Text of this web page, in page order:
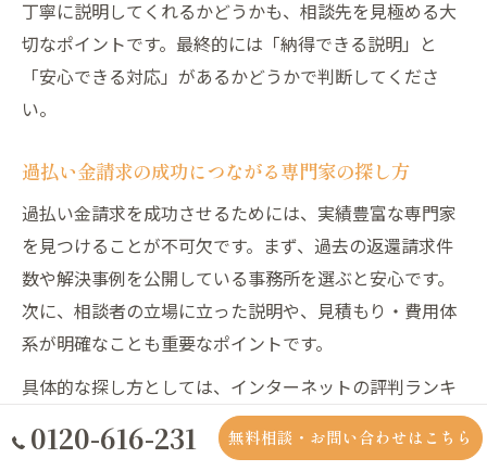
丁寧に説明してくれるかどうかも、相談先を見極める大
切なポイントです。最終的には「納得できる説明」と
「安心できる対応」があるかどうかで判断してくださ
い。
過払い金請求の成功につながる専門家の探し方
過払い金請求を成功させるためには、実績豊富な専門家
を見つけることが不可欠です。まず、過去の返還請求件
数や解決事例を公開している事務所を選ぶと安心です。
次に、相談者の立場に立った説明や、見積もり・費用体
系が明確なことも重要なポイントです。
具体的な探し方としては、インターネットの評判ランキ
ングや口コミサイトを参考にする方法があります。ま
た、実際の利用者の体験談や、専門家自身の説明会・無
0120-616-231 無料相談・お問い合わせはこちら